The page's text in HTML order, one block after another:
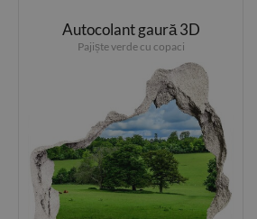
Autocolant gaură 3D
Pajiște verde cu copaci